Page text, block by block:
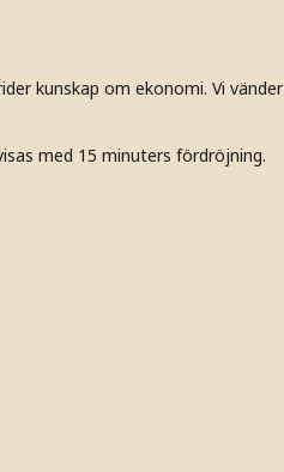
kunskap om ekonomi. Vi vänder
med 15 minuters fördröjning.